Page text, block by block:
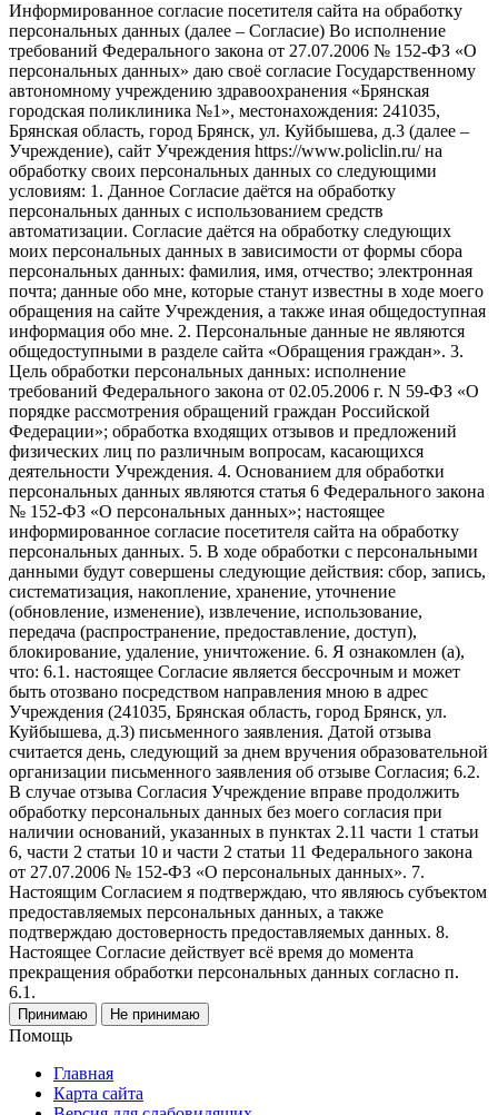
Информированное согласие посетителя сайта на обработку
персональных данных (далее – Согласие) Во исполнение
требований Федерального закона от 27.07.2006 № 152-ФЗ «О
персональных данных» даю своё согласие Государственному
автономному учреждению здравоохранения «Брянская
городская поликлиника №1», местонахождения: 241035,
Брянская область, город Брянск, ул. Куйбышева, д.3 (далее –
Учреждение), сайт Учреждения https://www.policlin.ru/ на
обработку своих персональных данных со следующими
условиям: 1. Данное Согласие даётся на обработку
персональных данных с использованием средств
автоматизации. Согласие даётся на обработку следующих
моих персональных данных в зависимости от формы сбора
персональных данных: фамилия, имя, отчество; электронная
почта; данные обо мне, которые станут известны в ходе моего
обращения на сайте Учреждения, а также иная общедоступная
информация обо мне. 2. Персональные данные не являются
общедоступными в разделе сайта «Обращения граждан». 3.
Цель обработки персональных данных: исполнение
требований Федерального закона от 02.05.2006 г. N 59-ФЗ «О
порядке рассмотрения обращений граждан Российской
Федерации»; обработка входящих отзывов и предложений
физических лиц по различным вопросам, касающихся
деятельности Учреждения. 4. Основанием для обработки
персональных данных являются статья 6 Федерального закона
№ 152-ФЗ «О персональных данных»; настоящее
информированное согласие посетителя сайта на обработку
персональных данных. 5. В ходе обработки с персональными
данными будут совершены следующие действия: сбор, запись,
систематизация, накопление, хранение, уточнение
(обновление, изменение), извлечение, использование,
передача (распространение, предоставление, доступ),
блокирование, удаление, уничтожение. 6. Я ознакомлен (а),
что: 6.1. настоящее Согласие является бессрочным и может
быть отозвано посредством направления мною в адрес
Учреждения (241035, Брянская область, город Брянск, ул.
Куйбышева, д.3) письменного заявления. Датой отзыва
считается день, следующий за днем вручения образовательной
организации письменного заявления об отзыве Согласия; 6.2.
В случае отзыва Согласия Учреждение вправе продолжить
обработку персональных данных без моего согласия при
наличии оснований, указанных в пунктах 2.11 части 1 статьи
6, части 2 статьи 10 и части 2 статьи 11 Федерального закона
от 27.07.2006 № 152-ФЗ «О персональных данных». 7.
Настоящим Согласием я подтверждаю, что являюсь субъектом
предоставляемых персональных данных, а также
подтверждаю достоверность предоставляемых данных. 8.
Настоящее Согласие действует всё время до момента
прекращения обработки персональных данных согласно п.
6.1.
Принимаю Не принимаю
Помощь
Главная
Карта сайта